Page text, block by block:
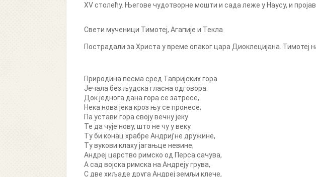
XV столећу. Његове чудотворне мошти и сада леже у Наусу, и
Свети мученици Тимотеј, Агапије и Текла
Пострадали за Христа у време опаког цара Диоклецијана. Тимотеј
Природина песма сред Тавријских гора
Јечала без људска гласна одговора.
Док једнога дана гора се затресе,
Нека нова јека кроз њу се пронесе;
Па устави гора своју вечну јеку
Те да чује нову, што не чу у веку.
Ту би конац храбре Андриј’не дружине,
Ту вукови клаху јагањце невине;
Андреј царство римско од Перса сачува,
А сад војска римска на Андреју грува,
С две хиљаде друга Андреј земљи клече,